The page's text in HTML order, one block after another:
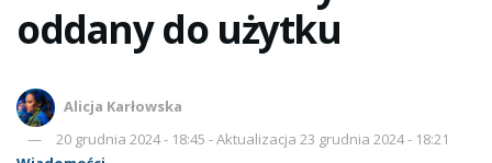
oddany do użytku
Alicja Karłowska
20 grudnia 2024 - 18:45 - Aktualizacja 23 grudnia 2024 - 18:21